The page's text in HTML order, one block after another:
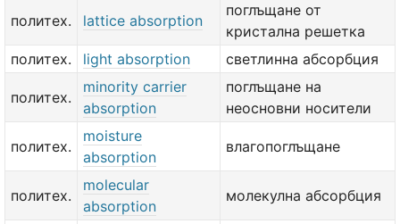
политех. lattice absorption
поглъщане от
кристална решетка
политех.
light absorption светлинна абсорбция
политех.
minority carrier
absorption
поглъщане на
неосновни носители
политех.
moisture
absorption
влагопоглъщане
политех.
molecular
absorption
молекулна абсорбция